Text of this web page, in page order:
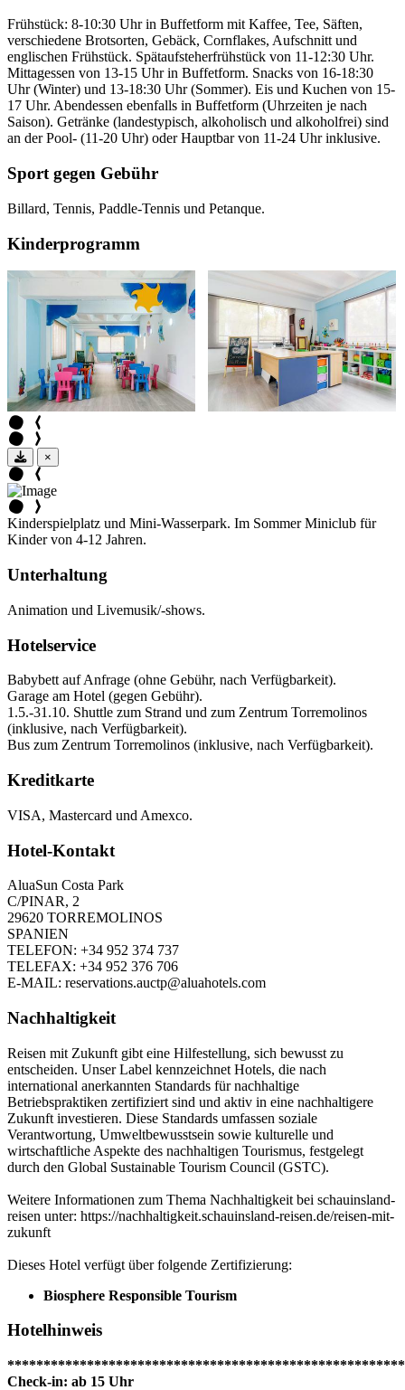
Frühstück: 8-10:30 Uhr in Buffetform mit Kaffee, Tee, Säften,
verschiedene Brotsorten, Gebäck, Cornflakes, Aufschnitt und
englischen Frühstück. Spätaufsteherfrühstück von 11-12:30 Uhr.
Mittagessen von 13-15 Uhr in Buffetform. Snacks von 16-18:30
Uhr (Winter) und 13-18:30 Uhr (Sommer). Eis und Kuchen von 15-
17 Uhr. Abendessen ebenfalls in Buffetform (Uhrzeiten je nach
Saison). Getränke (landestypisch, alkoholisch und alkoholfrei) sind
an der Pool- (11-20 Uhr) oder Hauptbar von 11-24 Uhr inklusive.
Sport gegen Gebühr
Billard, Tennis, Paddle-Tennis und Petanque.
Kinderprogramm
×
Kinderspielplatz und Mini-Wasserpark. Im Sommer Miniclub für
Kinder von 4-12 Jahren.
Unterhaltung
Animation und Livemusik/-shows.
Hotelservice
Babybett auf Anfrage (ohne Gebühr, nach Verfügbarkeit).
Garage am Hotel (gegen Gebühr).
1.5.-31.10. Shuttle zum Strand und zum Zentrum Torremolinos
(inklusive, nach Verfügbarkeit).
Bus zum Zentrum Torremolinos (inklusive, nach Verfügbarkeit).
Kreditkarte
VISA, Mastercard und Amexco.
Hotel-Kontakt
AluaSun Costa Park
C/PINAR, 2
29620 TORREMOLINOS
SPANIEN
TELEFON: +34 952 374 737
TELEFAX: +34 952 376 706
E-MAIL: reservations.auctp@aluahotels.com
Nachhaltigkeit
Reisen mit Zukunft gibt eine Hilfestellung, sich bewusst zu
entscheiden. Unser Label kennzeichnet Hotels, die nach
international anerkannten Standards für nachhaltige
Betriebspraktiken zertifiziert sind und aktiv in eine nachhaltigere
Zukunft investieren. Diese Standards umfassen soziale
Verantwortung, Umweltbewusstsein sowie kulturelle und
wirtschaftliche Aspekte des nachhaltigen Tourismus, festgelegt
durch den Global Sustainable Tourism Council (GSTC).
Weitere Informationen zum Thema Nachhaltigkeit bei schauinsland-
reisen unter: https://nachhaltigkeit.schauinsland-reisen.de/reisen-mit-
zukunft
Dieses Hotel verfügt über folgende Zertifizierung:
Biosphere Responsible Tourism
Hotelhinweis
Check-in: ab 15 Uhr